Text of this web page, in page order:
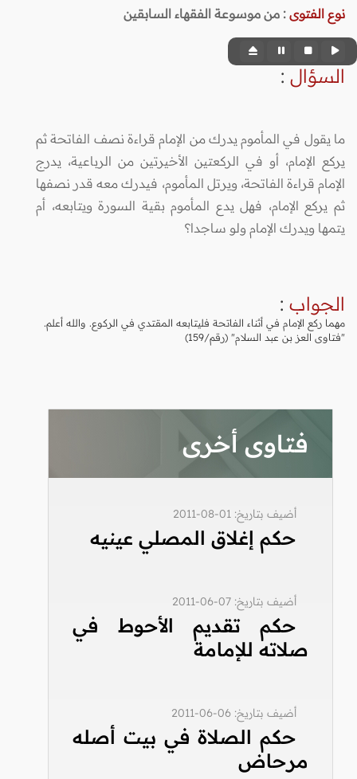
نوع الفتوى : من موسوعة الفقهاء السابقين
السؤال :
ما يقول في المأموم يدرك من الإمام قراءة نصف الفاتحة ثم
يركع الإمام، أو في الركعتين الأخيرتين من الرباعية، يدرج
الإمام قراءة الفاتحة، ويرتل المأموم، فيدرك معه قدر نصفها
ثم يركع الإمام، فهل يدع المأموم بقية السورة ويتابعه، أم
يتمها ويدرك الإمام ولو ساجدا؟
الجواب :
مهما ركع الإمام في أثناء الفاتحة فليتابعه المقتدي في الركوع. والله أعلم.
"فتاوى العز بن عبد السلام" (رقم/159)
فتاوى أخرى
أضيف بتاريخ: 01-08-2011
حكم إغلاق المصلي عينيه
أضيف بتاريخ: 07-06-2011
حكم تقديم الأحوط في
صلاته للإمامة
أضيف بتاريخ: 06-06-2011
حكم الصلاة في بيت أصله
مرحاض